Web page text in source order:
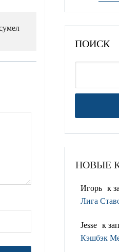
ПОИСК
НОВЫЕ
Игорь к
Лига
Jesse к
Кэшбэк